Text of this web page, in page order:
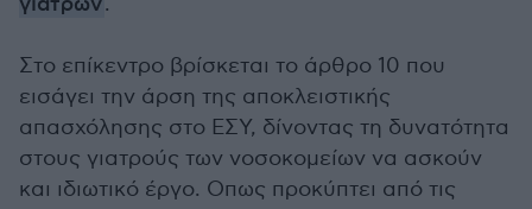
Στο επίκεντρο βρίσκεται το άρθρο 10 που
εισάγει την άρση της αποκλειστικής
απασχόλησης στο ΕΣΥ, δίνοντας τη δυνατότητα
στους γιατρούς των νοσοκομείων να ασκούν
και ιδιωτικό έργο. Οπως προκύπτει από τις